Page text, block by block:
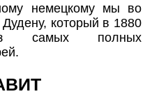
немецкому мы во
который в 1880
самых полных